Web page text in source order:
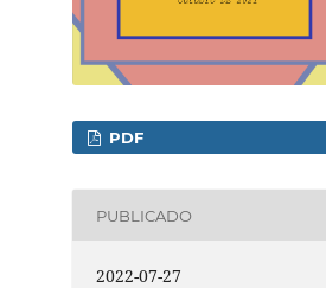
PDF
PUBLICADO
2022-07-27